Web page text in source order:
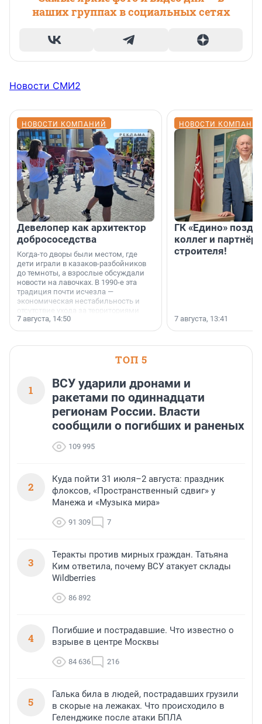
наших группах в социальных сетях
Новости СМИ2
НОВОСТИ КОМПАНИЙ
Девелопер как архитектор
добрососедства
Когда-то дворы были местом, где
дети играли в казаков-разбойников
до темноты, а взрослые обсуждали
новости на лавочках. В 1990-е эта
традиция почти исчезла —
экономическая нестабильность и
отсутствие ухода за территориями
сделали своё дело.
7 августа, 14:50
НОВОСТИ
ГК «Едино»
коллег и
строителя!
7 августа, 13:41
ТОП 5
1
ВСУ ударили дронами и
ракетами по одиннадцати
регионам России. Власти
сообщили о погибших и раненых
109 995
2
Куда пойти 31 июля–2 августа: праздник
флоксов, «Пространственный сдвиг» у
Манежа и «Музыка мира»
91 309 7
3
Теракты против мирных граждан. Татьяна
Ким ответила, почему ВСУ атакует склады
Wildberries
86 892
4
Погибшие и пострадавшие. Что известно о
взрыве в центре Москвы
84 636 216
5
Галька била в людей, пострадавших грузили
в скорые на лежаках. Что происходило в
Геленджике после атаки БПЛА